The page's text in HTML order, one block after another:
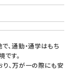
、通勤・通学はもち
す。
、万が一の際にも安